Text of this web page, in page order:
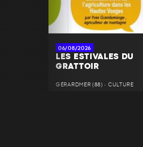
06/08/2026
LES ESTIVALES DU
GRATTOIR
GÉRARDMER (88) • CULTURE